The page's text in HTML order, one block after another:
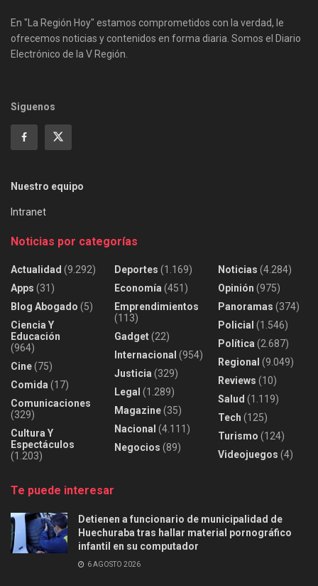
En "La Región Hoy" estamos comprometidos con la verdad, le
ofrecemos noticias y contenidos en forma diaria. Somos el Diario
Electrónico de la V Región.
Siguenos
Nuestro equipo
Intranet
Noticias por categorías
Actualidad (9.292)
Apps (31)
Blog Abogado (5)
Ciencia Y
Educación
(964)
Cine(75)
Comida (17)
Comunicaciones
(329)
Cultura Y
Espectáculos
(1.203)
Deportes (1.169)
Economía (451)
Emprendimientos
(113)
Gadget(22)
Internacional (954)
Justicia (329)
Legal (1.289)
Magazine(35)
Nacional (4.111)
Negocios (89)
Noticias (4.284)
Opinión (975)
Panoramas (374)
Policial (1.546)
Política (2.687)
Regional (9.049)
Reviews (10)
Salud (1.119)
Tech (125)
Turismo (124)
Videojuegos (4)
Te puede interesar
Detienen a funcionario de municipalidad de
Huechuraba tras hallar material pornográfico
infantil en su computador
6 AGOSTO 2026